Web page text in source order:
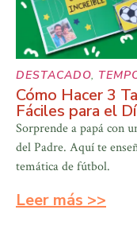
DESTACADO,
Cómo Hacer 3
Fáciles para el
Sorprende a papá con
del Padre. Aquí te
temática de fútbol.
Leer más >>